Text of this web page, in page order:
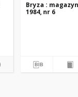
Bryza :
1984, nr 6